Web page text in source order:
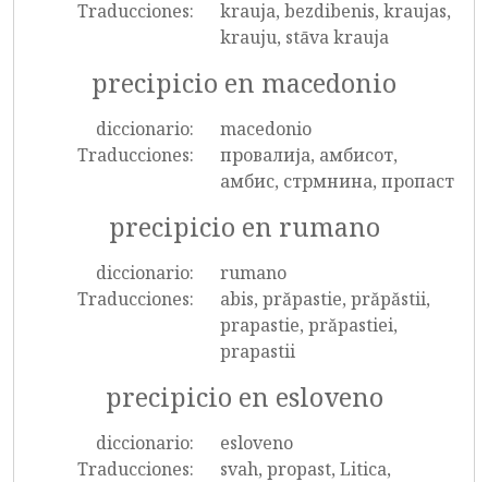
Traducciones:
krauja, bezdibenis, kraujas,
krauju, stāva krauja
precipicio en macedonio
diccionario:
macedonio
Traducciones:
провалија, амбисот,
амбис, стрмнина, пропаст
precipicio en rumano
diccionario:
rumano
Traducciones:
abis, prăpastie, prăpăstii,
prapastie, prăpastiei,
prapastii
precipicio en esloveno
diccionario:
esloveno
Traducciones:
svah, propast, Litica,